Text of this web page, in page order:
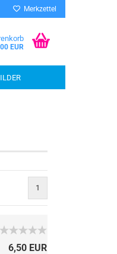
Merkzettel
EUR
1
6,50 EUR